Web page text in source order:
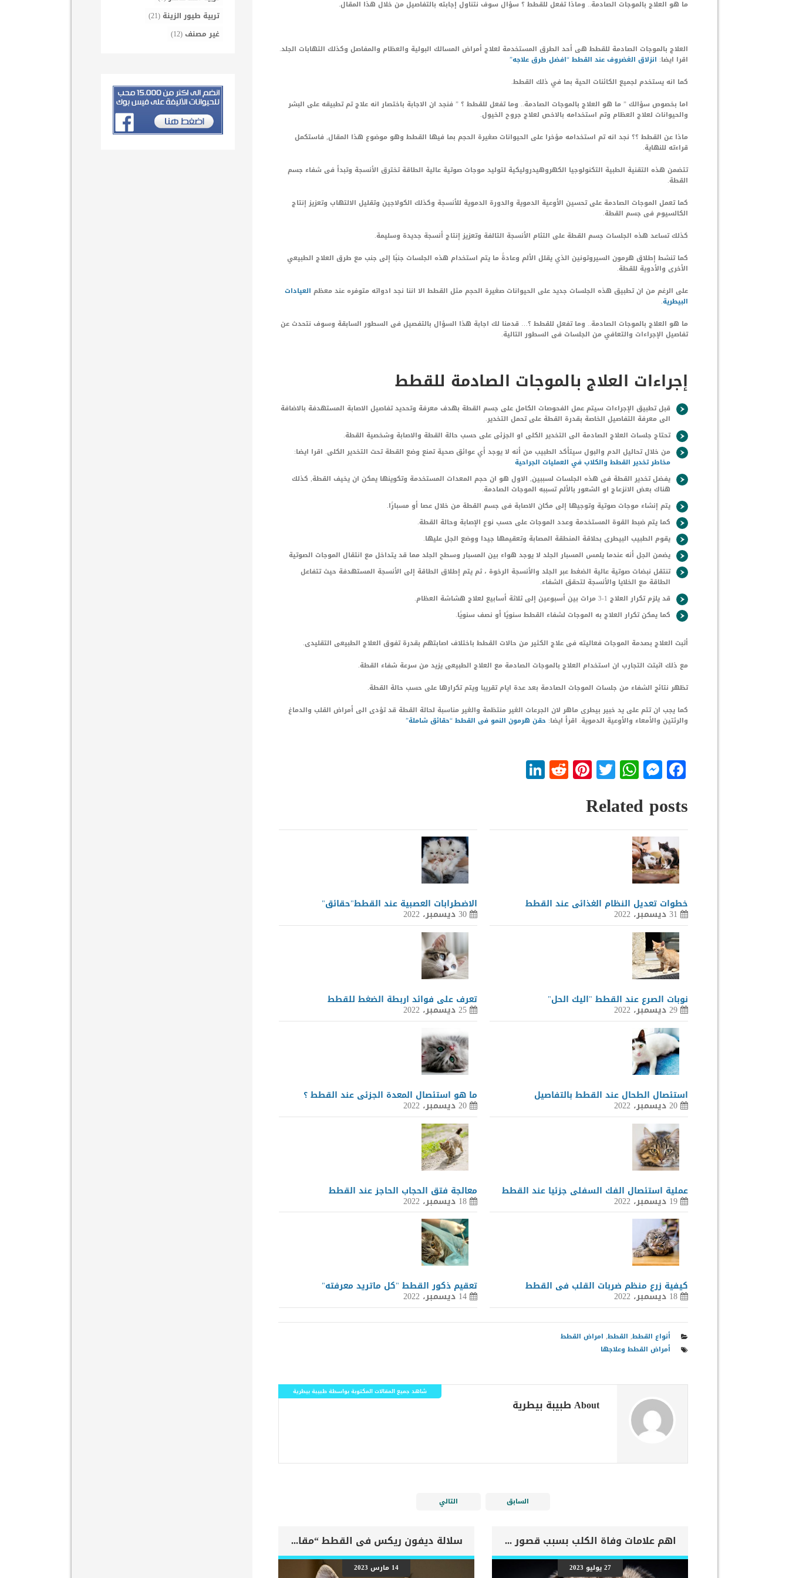
ما هو العلاج بالموجات الصادمة.. وماذا تفعل للقطط ؟ سؤال سوف نتناول إجابته بالتفاصيل من خلال هذا المقال.
العلاج بالموجات الصادمة للقطط هى أحد الطرق المستخدمة لعلاج أمراض المسالك البولية والعظام والمفاصل وكذلك التهابات الجلد.
اقرا ايضا: انزلاق الغضروف عند القطط “افضل طرق علاجه”
كما انه يستخدم لجميع الكائنات الحية بما في ذلك القطط.
اما بخصوص سؤالك ” ما هو العلاج بالموجات الصادمة.. وما تفعل للقطط ؟ ” فنجد ان الاجابة باختصار انه علاج تم تطبيقه على البشر
والحيوانات لعلاج العظام وتم استخدامه بالاخص لعلاج جروح الخيول.
ماذا عن القطط ؟؟ نجد انه تم استخدامه مؤخرا على الحيوانات صغيرة الحجم بما فيها القطط وهو موضوع هذا المقال, فاستكمل
قراءته للنهاية.
تتضمن هذه التقنية الطبية التكنولوجيا الكهروهيدروليكية لتوليد موجات صوتية عالية الطاقة تخترق الأنسجة وتبدأ فى شفاء جسم
القطة.
كما تعمل الموجات الصادمة على تحسين الأوعية الدموية والدورة الدموية للأنسجة وكذلك الكولاجين وتقليل الالتهاب وتعزيز إنتاج
الكالسيوم فى جسم القطة.
كذلك تساعد هذه الجلسات جسم القطة على التئام الأنسجة التالفة وتعزيز إنتاج أنسجة جديدة وسليمة.
كما تنشط إطلاق هرمون السيروتونين الذي يقلل الألم وعادةً ما يتم استخدام هذه الجلسات جنبًا إلى جنب مع طرق العلاج الطبيعي
الأخرى والأدوية للقطة.
على الرغم من ان تطبيق هذه الجلسات جديد على الحيوانات صغيرة الحجم مثل القطط الا اننا نجد ادواته متوفره عند معظم العيادات
البيطرية.
ما هو العلاج بالموجات الصادمة.. وما تفعل للقطط ؟… قدمنا لك اجابة هذا السؤال بالتفصيل فى السطور السابقة وسوف نتحدث عن
تفاصيل الإجراءات والتعافي من الجلسات فى السطور التالية.
إجراءات العلاج بالموجات الصادمة للقطط
قبل تطبيق الإجراءات سيتم عمل الفحوصات الكامل على جسم القطة بهدف معرفة وتحديد تفاصيل الاصابة المستهدفة بالاضافة
الى معرفة التفاصيل الخاصة بقدرة القطة على تحمل التخدير.
تحتاج جلسات العلاج الصادمة الى التخدير الكلى او الجزئى على حسب حالة القطة والاصابة وشخصية القطة.
من خلال تحاليل الدم والبول سيتأكد الطبيب من أنه لا يوجد أي عوائق صحية تمنع وضع القطة تحت التخدير الكلى. اقرا ايضا:
مخاطر تخدير القطط والكلاب في العمليات الجراحية
يفضل تخدير القطة فى هذه الجلسات لسببين, الاول هو ان حجم المعدات المستخدمة وتكوينها يمكن ان يخيف القطة, كذلك
هناك بعض الانزعاج او الشعور بالألم تسببه الموجات الصادمة.
يتم إنشاء موجات صوتية وتوجيها إلى مكان الاصابة فى جسم القطة من خلال عصا أو مسبارًا.
كما يتم ضبط القوة المستخدمة وعدد الموجات على حسب نوع الإصابة وحالة القطة.
يقوم الطبيب البيطرى بحلاقة المنطقة المصابة وتعقيمها جيدا ووضع الجل عليها.
يضمن الجل أنه عندما يلمس المسبار الجلد لا يوجد هواء بين المسبار وسطح الجلد مما قد يتداخل مع انتقال الموجات الصوتية
تنتقل نبضات صوتية عالية الضغط عبر الجلد والأنسجة الرخوة ، ثم يتم إطلاق الطاقة إلى الأنسجة المستهدفة حيث تتفاعل
الطاقة مع الخلايا والأنسجة لتحقق الشفاء.
قد يلزم تكرار العلاج 1-3 مرات بين أسبوعين إلى ثلاثة أسابيع لعلاج هشاشة العظام.
كما يمكن تكرار العلاج به الموجات لشفاء القطط سنويًا أو نصف سنويًا.
أثبت العلاج بصدمة الموجات فعاليته فى علاج الكثير من حالات القطط باختلاف اصابتهم بقدرة تفوق العلاج الطبيعى التقليدى.
مع ذلك اثبتت التجارب ان استخدام العلاج بالموجات الصادمة مع العلاج الطبيعى يزيد من سرعة شفاء القطة.
تظهر نتائج الشفاء من جلسات الموجات الصادمة بعد عدة ايام تقريبا ويتم تكرارها على حسب حالة القطة.
كما يجب ان تتم على يد خبير بيطرى ماهر لان الجرعات الغير منتظمة والغير مناسبة لحالة القطة قد تؤدى الى أمراض القلب والدماغ
والرئتين والأمعاء والأوعية الدموية. اقرأ ايضا: حقن هرمون النمو فى القطط “حقائق شاملة”
Facebook
Messenger
WhatsApp
Twitter
Pinterest
Reddit
Related posts
خطوات تعديل النظام الغذائى عند القطط
31 ديسمبر، 2022
الاضطرابات العصبية عند القطط"حقائق"
30 ديسمبر، 2022
نوبات الصرع عند القطط "اليك الحل"
29 ديسمبر، 2022
تعرف على فوائد اربطة الضغط للقطط
25 ديسمبر، 2022
استئصال الطحال عند القطط بالتفاصيل
20 ديسمبر، 2022
ما هو استئصال المعدة الجزئى عند القطط ؟
20 ديسمبر، 2022
عملية استئصال الفك السفلى جزئيا عند القطط
19 ديسمبر، 2022
معالجة فتق الحجاب الحاجز عند القطط
18 ديسمبر، 2022
كيفية زرع منظم ضربات القلب فى القطط
18 ديسمبر، 2022
تعقيم ذكور القطط "كل ماتريد معرفته"
14 ديسمبر، 2022
أنواع القطط, القطط, امراض القطط
أمراض القطط وعلاجها
About طبيبة بيطرية
شاهد جميع المقالات المكتوبة بواسطة طبيبة بيطرية
السابق التالي
اهم علامات وفاة الكلب بسبب قصور القلب الاحتقانى
27 يوليو 2023
سلالة ديفون ريكس فى القطط “مقال شامل”
14 مارس 2023
تربية طيور الزينة (21)
غير مصنف(12)